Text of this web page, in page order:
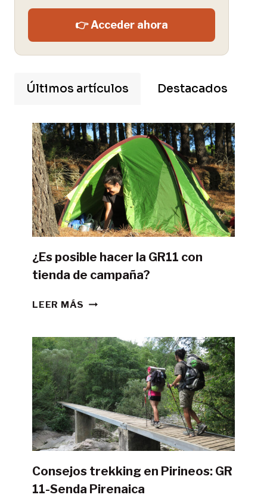
👉 Acceder ahora
Últimos artículos Destacados
¿Es posible hacer la GR11 con
tienda de campaña?
LEER MÁS ¿ES
LA
GR11
CON
TIENDA
DE
CAMPAÑA?
Consejos trekking en Pirineos: GR
11-Senda Pirenaica